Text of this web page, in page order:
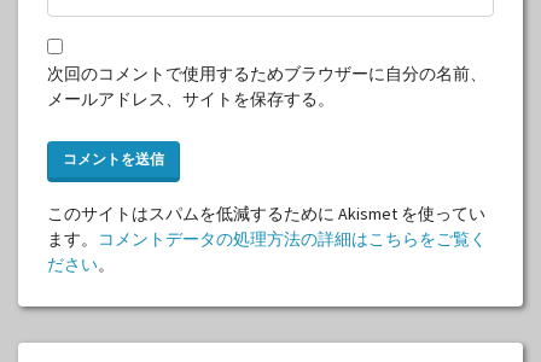
次回のコメントで使用するためブラウザーに自分の名前、
メールアドレス、サイトを保存する。
このサイトはスパムを低減するために Akismet を使ってい
ます。
コメントデータの処理方法の詳細はこちらをご覧く
ださい。